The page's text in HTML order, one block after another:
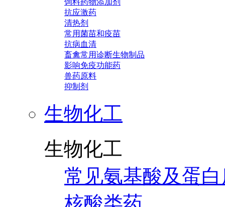
饲料药物添加剂
抗应激药
清热剂
常用菌苗和疫苗
抗病血清
畜禽常用诊断生物制品
影响免疫功能药
兽药原料
抑制剂
生物化工
生物化工
常见氨基酸及蛋